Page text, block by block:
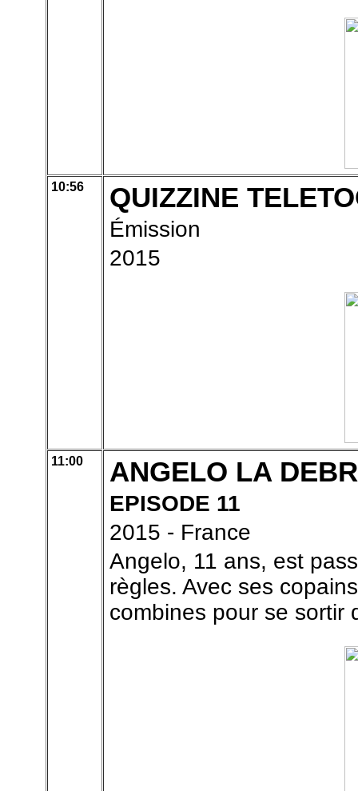
10:56 QUIZZINE
Émission
2015
11:00 ANGELO LA
EPISODE 11
2015 - France
Angelo, 11 ans, est
règles. Avec ses
combines pour se sortir